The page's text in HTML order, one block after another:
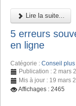
Lire la suite...
5 erreurs
en ligne
Catégorie : Conseil plus
Publication : 2 mars
Mis à jour : 19 mars
Affichages : 2465